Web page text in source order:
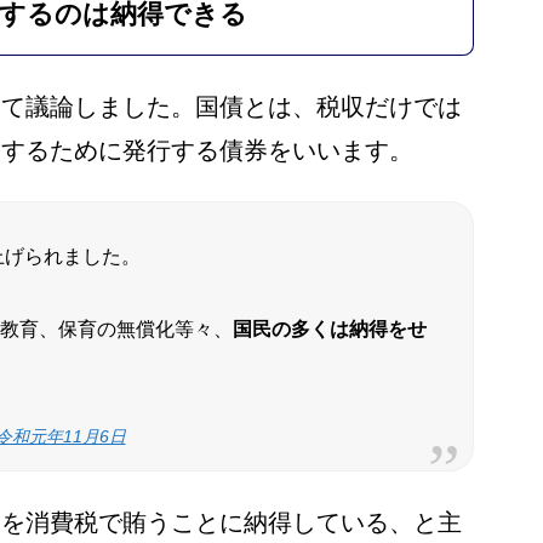
るのは納得できる
議論しました。国債とは、税収だけでは
るために発行する債券をいいます。
られました。
育、保育の無償化等々、 国民の多くは納得をせ
元年11月6日
消費税で賄うことに納得している、と主